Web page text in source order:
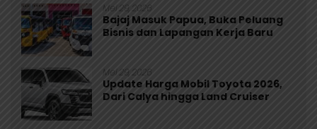
Mei 29, 2026
Bajaj Masuk Papua, Buka Peluang
Bisnis dan Lapangan Kerja Baru
Mei 29, 2026
Update Harga Mobil Toyota 2026,
Dari Calya hingga Land Cruiser